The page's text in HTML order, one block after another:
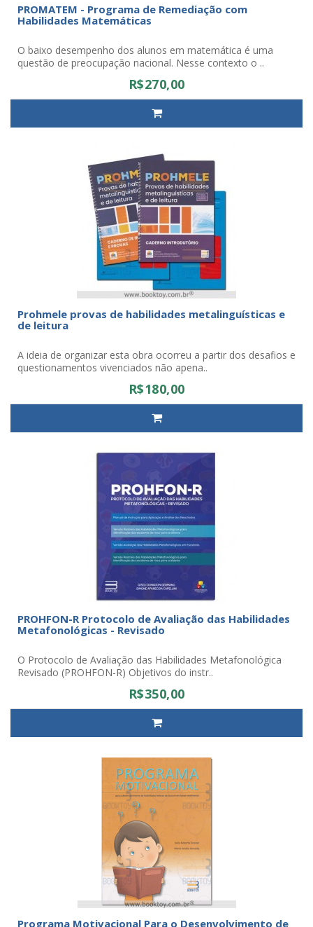
PROMATEM - Programa de Remediação com
Habilidades Matemáticas
O baixo desempenho dos alunos em matemática é uma
questão de preocupação nacional. Nesse contexto o ..
R$270,00
Prohmele provas de habilidades metalinguísticas e
de leitura
A ideia de organizar esta obra ocorreu a partir dos desafios e
questionamentos vivenciados não apena..
R$180,00
PROHFON-R Protocolo de Avaliação das Habilidades
Metafonológicas - Revisado
O Protocolo de Avaliação das Habilidades Metafonológica
Revisado (PROHFON-R) Objetivos do instr..
R$350,00
Programa Motivacional Para o Desenvolvimento de